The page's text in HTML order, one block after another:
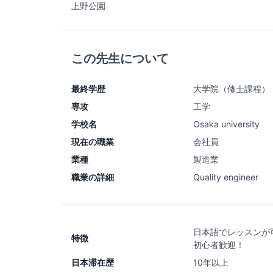
上野公園
この先生について
最終学歴
大学院（修士課程）
専攻
工学
学校名
Osaka university
現在の職業
会社員
業種
製造業
職業の詳細
Quality engineer
特徴
日本語でレッスンが
初心者歓迎！
日本滞在歴
10年以上